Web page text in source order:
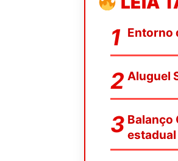
Entorno
Aluguel
Balanço
estadual